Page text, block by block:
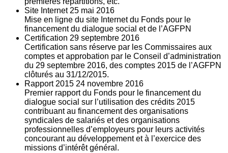
Site Internet 25 mai 2016
Mise en ligne du site Internet du Fonds pour le
financement du dialogue social et de l’AGFPN
Certification 29 septembre 2016
Certification sans réserve par les Commissaires aux
comptes et approbation par le Conseil d’administration
du 29 septembre 2016, des comptes 2015 de l’AGFPN
clôturés au 31/12/2015.
Rapport 2015 24 novembre 2016
Premier rapport du Fonds pour le financement du
dialogue social sur l’utilisation des crédits 2015
contribuant au financement des organisations
syndicales de salariés et des organisations
professionnelles d’employeurs pour leurs activités
concourant au développement et à l’exercice des
missions d’intérêt général.